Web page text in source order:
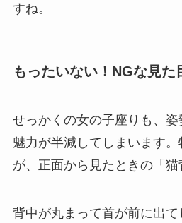
すね。
もったいない！NGな見た
せっかくの女の子座りも、姿
魅力が半減してしまいます
が、正面から見たときの「猫
背中が丸まって首が前に出